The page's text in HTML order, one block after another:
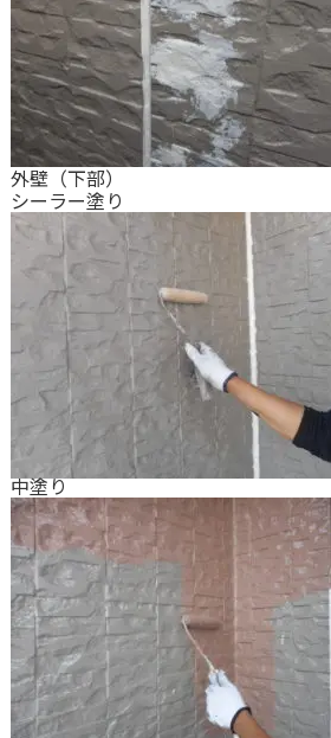
外壁（下部）
シーラー塗り
中塗り